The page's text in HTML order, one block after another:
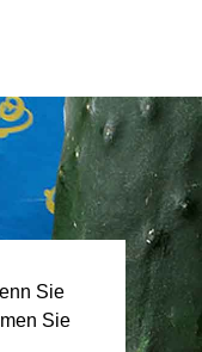
Sie
Sie